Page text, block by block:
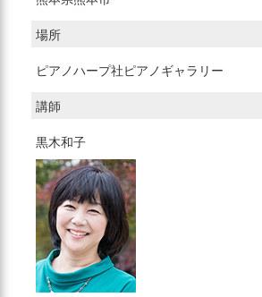
場所
ピアノハープ社ピアノギャラリー
講師
黒木和子